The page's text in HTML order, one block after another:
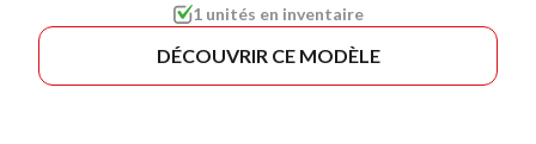
1 unités en inventaire
DÉCOUVRIR CE MODÈLE